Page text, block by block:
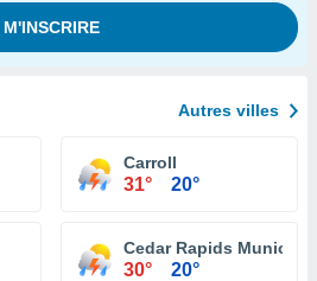
Autres villes
Carroll
31° 20°
Cedar Rapids
30° 20°